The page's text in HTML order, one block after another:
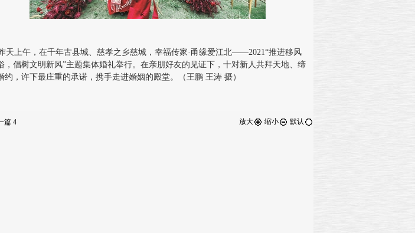
上午，在千年古县城、慈孝之乡慈城，幸福传家·甬缘爱江北——2021“推进移风
，倡树文明新风”主题集体婚礼举行。在亲朋好友的见证下，十对新人共拜天地、缔
约，许下最庄重的承诺，携手走进婚姻的殿堂。（王鹏 王涛 摄）
篇 4 放大 缩小 默认